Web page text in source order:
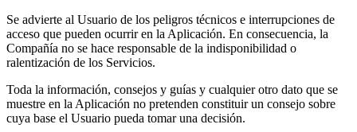
Se advierte al Usuario de los peligros técnicos e interrupciones de
acceso que pueden ocurrir en la Aplicación. En consecuencia, la
Compañía no se hace responsable de la indisponibilidad o
ralentización de los Servicios.
Toda la información, consejos y guías y cualquier otro dato que se
muestre en la Aplicación no pretenden constituir un consejo sobre
cuya base el Usuario pueda tomar una decisión.